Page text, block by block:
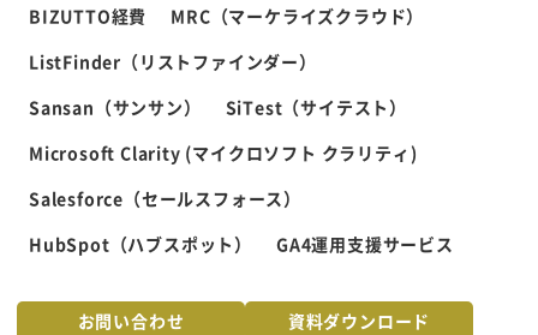
お問い合わせ 資料ダウンロード
BIZUTTO経費
MRC（マーケライズクラウド）
ListFinder（リストファインダー）
Sansan（サンサン）
SiTest（サイテスト）
Microsoft Clarity (マイクロソフト クラリティ)
Salesforce（セールスフォース）
HubSpot（ハブスポット）
GA4運用支援サービス